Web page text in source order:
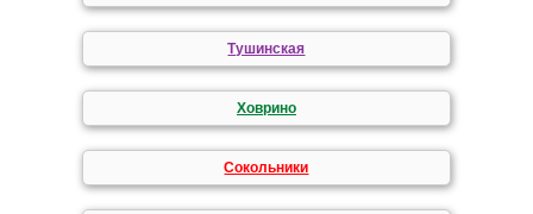
Тушинская
Ховрино
Сокольники